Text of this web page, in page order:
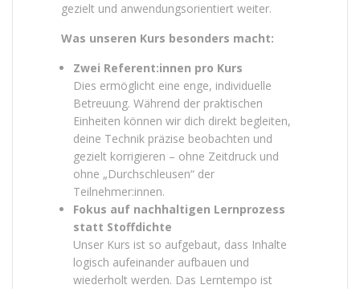
gezielt und anwendungsorientiert weiter.
Was unseren Kurs besonders macht:
Zwei Referent:innen pro Kurs
Dies ermöglicht eine enge, individuelle
Betreuung. Während der praktischen
Einheiten können wir dich direkt begleiten,
deine Technik präzise beobachten und
gezielt korrigieren – ohne Zeitdruck und
ohne „Durchschleusen“ der
Teilnehmer:innen.
Fokus auf nachhaltigen Lernprozess
statt Stoffdichte
Unser Kurs ist so aufgebaut, dass Inhalte
logisch aufeinander aufbauen und
wiederholt werden. Das Lerntempo ist